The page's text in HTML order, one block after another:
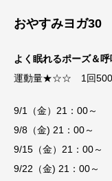
おやすみヨガ30
よく眠れるポーズ＆
運動量★☆☆ 1回500
9/1（金）21：00～
9/8（金) 21：00～
9/15（金）21：00～
9/22（金) 21：00～